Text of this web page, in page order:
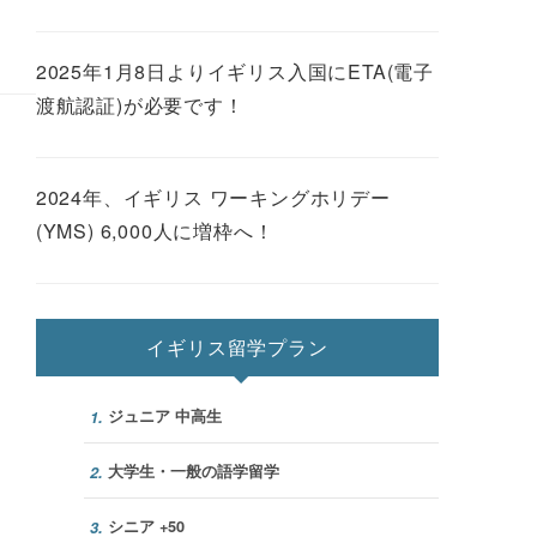
2025年1月8日よりイギリス入国にETA(電子
渡航認証)が必要です！
2024年、イギリス ワーキングホリデー
(YMS) 6,000人に増枠へ！
イギリス留学プラン
1. ジュニア 中高生
2. 大学生・一般の語学留学
3. シニア +50